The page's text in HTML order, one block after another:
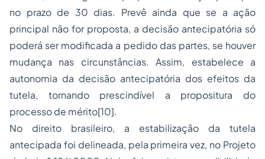
no prazo de 30 dias. Prevê ainda que se a ação
principal não for proposta, a decisão antecipatória só
poderá ser modificada a pedido das partes, se houver
mudança nas circunstâncias. Assim, estabelece a
autonomia da decisão antecipatória dos efeitos da
tutela, tornando prescindível a propositura do
processo de mérito[10].
No direito brasileiro, a estabilização da tutela
antecipada foi delineada, pela primeira vez, no Projeto